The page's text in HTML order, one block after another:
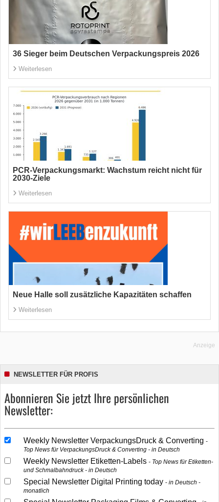
36 Sieger beim Deutschen Verpackungspreis 2026
Weiterlesen
PCR-Verpackungsmarkt: Wachstum reicht nicht für
2030-Ziele
Weiterlesen
Neue Halle soll zusätzliche Kapazitäten schaffen
Weiterlesen
Anzeige
NEWSLETTER FÜR PROFIS
Abonnieren Sie jetzt Ihre persönlichen
Newsletter:
Weekly Newsletter VerpackungsDruck & Converting
Top News für VerpackungsDruck & Converting - in Deutsch
Weekly Newsletter Etiketten-Labels
Top News für Etiketten-
und Schmalbahndruck - in Deutsch
Special Newsletter Digital Printing today
in Deutsch -
monatlich